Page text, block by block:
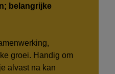
belangrijke
groei. Handig om
alvast na kan